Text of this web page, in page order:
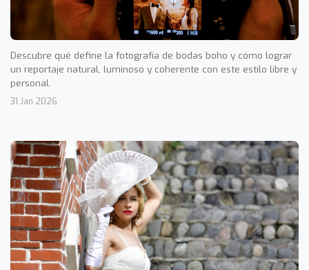
Descubre qué define la fotografía de bodas boho y cómo lograr
un reportaje natural, luminoso y coherente con este estilo libre y
personal.
31 Jan 2026